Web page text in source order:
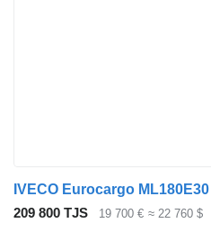
IVECO Eurocargo ML180E30
209 800 TJS
19 700 € ≈ 22 760 $